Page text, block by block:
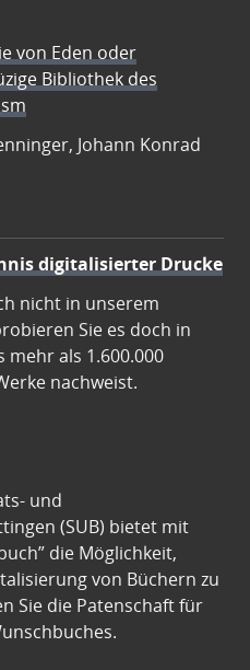
von Eden oder
Bibliothek des
Johann Konrad
digitalisierter Drucke
nicht in unserem
Sie es doch in
mehr als 1.600.000
nachweist.
und
(SUB) bietet mit
die Möglichkeit,
von Büchern zu
Sie die Patenschaft für